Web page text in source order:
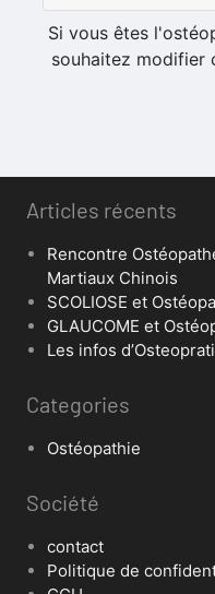
Si vous êtes
souhaitez modifier
Articles récents
Rencontre
Martiaux Chinois
SCOLIOSE et
GLAUCOME et
Les infos
Categories
Ostéopathie
Société
contact
Politique de